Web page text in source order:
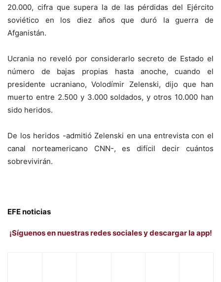
20.000, cifra que supera la de las pérdidas del Ejército
soviético en los diez años que duró la guerra de
Afganistán.
Ucrania no reveló por considerarlo secreto de Estado el
número de bajas propias hasta anoche, cuando el
presidente ucraniano, Volodímir Zelenski, dijo que han
muerto entre 2.500 y 3.000 soldados, y otros 10.000 han
sido heridos.
De los heridos -admitió Zelenski en una entrevista con el
canal norteamericano CNN-, es difícil decir cuántos
sobrevivirán.
EFE noticias
¡Síguenos en nuestras redes sociales y descargar la app!